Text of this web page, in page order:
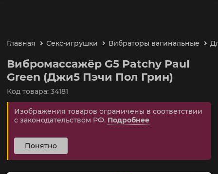
Главная Секс-игрушки Вибраторы вагинальные
Вибромассажёр G5 Patchy Paul
Green (Джи5 Пэчи Пол Грин)
Код товара: 34181
Изображения товаров ограничены в соответствии
с законодательством РФ. Подробнее
Понятно